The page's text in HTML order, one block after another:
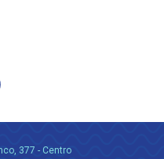
377 - Centro